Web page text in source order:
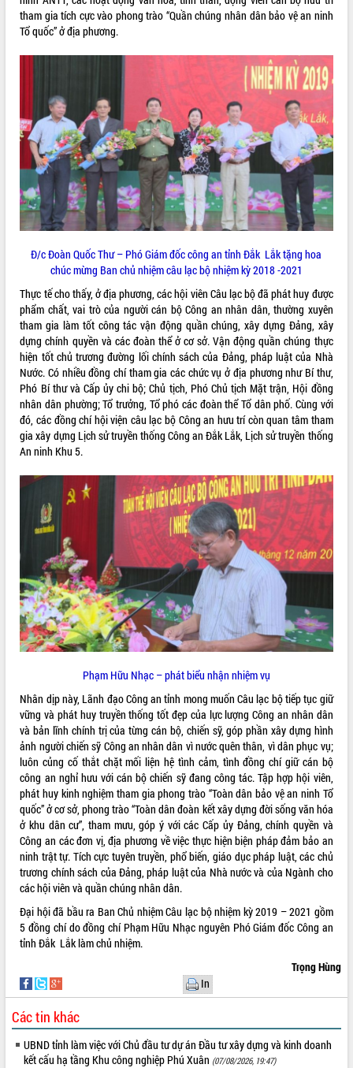
LIÊN KẾT WEB
THỐNG KÊ TRUY CẬP
20658
66065981
tham gia tích cực vào phong trào “Quần chúng nhân dân bảo vệ an ninh
Tổ quốc” ở địa phương.
Đ/c Đoàn Quốc Thư – Phó Giám đốc công an tỉnh Đắk Lắk tặng hoa
chúc mừng Ban chủ nhiệm câu lạc bộ nhiệm kỳ 2018 -2021
Thực tế cho thấy, ở địa phương, các hội viên Câu lạc bộ đã phát huy được
phẩm chất, vai trò của người cán bộ Công an nhân dân, thường xuyên
tham gia làm tốt công tác vận động quần chúng, xây dựng Đảng, xây
dựng chính quyền và các đoàn thể ở cơ sở. Vận động quần chúng thực
hiện tốt chủ trương đường lối chính sách của Đảng, pháp luật của Nhà
Nước. Có nhiều đồng chí tham gia các chức vụ ở địa phương như Bí thư,
Phó Bí thư và Cấp ủy chi bộ; Chủ tịch, Phó Chủ tịch Mặt trận, Hội đồng
nhân dân phường; Tổ trưởng, Tổ phó các đoàn thể Tổ dân phố. Cùng với
đó, các đồng chí hội viện câu lạc bộ Công an hưu trí còn quan tâm tham
gia xây dựng Lịch sử truyền thống Công an Đắk Lắk, Lịch sử truyền thống
An ninh Khu 5.
Phạm Hữu Nhạc – phát biểu nhận nhiệm vụ
Nhân dịp này, Lãnh đạo Công an tỉnh mong muốn Câu lạc bộ tiếp tục giữ
vững và phát huy truyền thống tốt đẹp của lực lượng Công an nhân dân
và bản lĩnh chính trị của từng cán bộ, chiến sỹ, góp phần xây dựng hình
ảnh người chiến sỹ Công an nhân dân vì nước quên thân, vì dân phục vụ;
luôn củng cố thắt chặt mối liện hệ tình cảm, tình đồng chí giữ cán bộ
công an nghỉ hưu với cán bộ chiến sỹ đang công tác. Tập hợp hội viên,
phát huy kinh nghiệm tham gia phong trào “Toàn dân bảo vệ an ninh Tổ
quốc” ở cơ sở, phong trào “Toàn dân đoàn kết xây dựng đời sống văn hóa
ở khu dân cư”, tham mưu, góp ý với các Cấp ủy Đảng, chính quyền và
Công an các đơn vị, địa phương về việc thực hiện biện pháp đảm bảo an
ninh trật tự. Tích cực tuyên truyền, phổ biến, giáo dục pháp luật, các chủ
trương chính sách của Đảng, pháp luật của Nhà nước và của Ngành cho
các hội viên và quần chúng nhân dân.
Đại hội đã bầu ra Ban Chủ nhiệm Câu lạc bộ nhiệm kỳ 2019 – 2021 gồm
5 đồng chí do đồng chí Phạm Hữu Nhạc nguyên Phó Giám đốc Công an
tỉnh Đắk Lắk làm chủ nhiệm.
Trọng Hùng
In
Các tin khác
UBND tỉnh làm việc với Chủ đầu tư dự án Đầu tư xây dựng và kinh doanh
kết cấu hạ tầng Khu công nghiệp Phú Xuân (07/08/2026, 19:47)